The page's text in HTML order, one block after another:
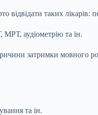
таких лікарів:
МРТ, аудіометрію та ін.
затримки мовного
та ін.